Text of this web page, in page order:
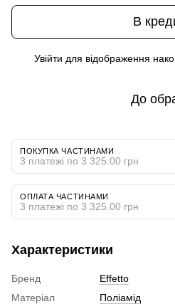
В
Увійти для відображення
До
ПОКУПКА ЧАСТИНАМИ
3 платежі по 3 325.00 грн
ОПЛАТА ЧАСТИНАМИ
3 платежі по 3 325.00 грн
Характеристики
Бренд
Effetto
Матеріал
Поліамід